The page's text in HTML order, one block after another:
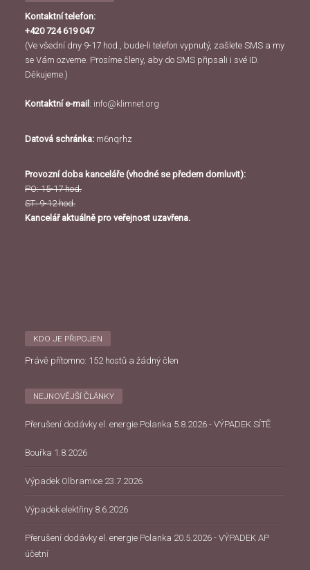
Kontaktní telefon:
+420 724 619 047
(Ve všední dny 9-17 hod., bude-li telefon vypnutý, zašlete SMS a my
se Vám ozveme. Prosíme členy, aby do SMS připsali i své ID.
Děkujeme.)
Kontaktní e-mail : info@klimnet.org
Datová schránka: m6nqrhz
Provozní doba kanceláře (vhodné se předem domluvit):
PO: 15-17 hod.
ST: 9-12 hod.
Kancelář aktuálně pro veřejnost uzavřena.
KDO JE PŘIPOJEN
Právě přítomno: 152 hostů a žádný člen
NEJNOVĚJŠÍ ČLÁNKY
Přerušení dodávky el. energie Polanka 5.8.2026 - VÝPADEK SÍTĚ
Bouřka 1.8.2026
Výpadek Olbramice 23.7.2026
Výpadek elektřiny 8.6.2026
Přerušení dodávky el. energie Polanka 20.5.2026 - VÝPADEK AP
účetní